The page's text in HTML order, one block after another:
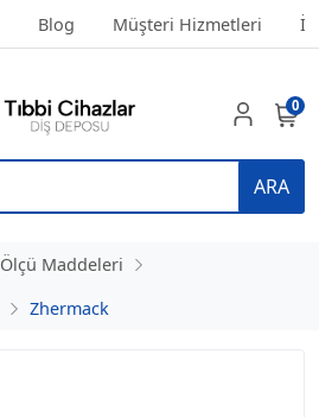
Blog Müşteri Hizmetleri
ARA
0
Ölçü Maddeleri
Zhermack